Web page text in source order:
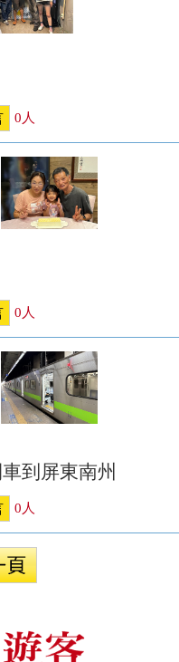
0 人
0 人
到屏東南州
0 人